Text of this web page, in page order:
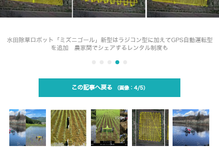
水田除草ロボット「ミズニゴール」新型はラジコン型に加えてGPS自動運転型
を追加 農家間でシェアするレンタル制度も
この記事へ戻る 4/5